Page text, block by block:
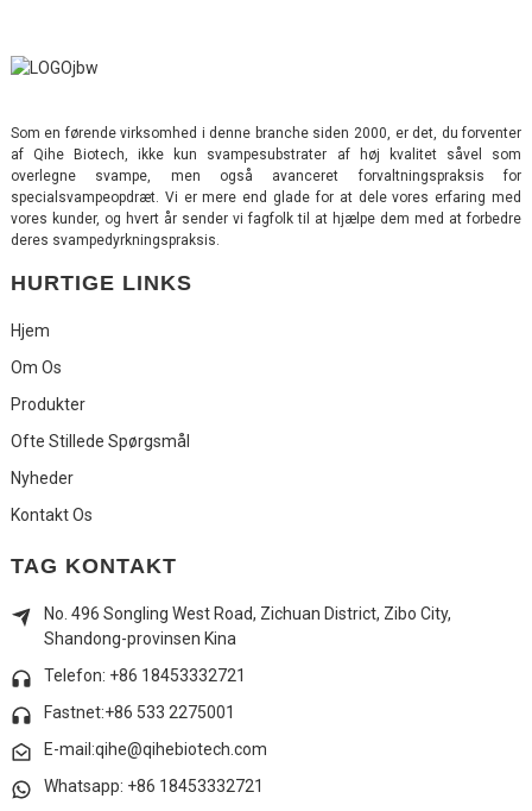
Som en førende virksomhed i denne branche siden 2000, er det, du forventer
af Qihe Biotech, ikke kun svampesubstrater af høj kvalitet såvel som
overlegne svampe, men også avanceret forvaltningspraksis for
specialsvampeopdræt. Vi er mere end glade for at dele vores erfaring med
vores kunder, og hvert år sender vi fagfolk til at hjælpe dem med at forbedre
deres svampedyrkningspraksis.
HURTIGE LINKS
Hjem
Om Os
Produkter
Ofte Stillede Spørgsmål
Nyheder
Kontakt Os
TAG KONTAKT
No. 496 Songling West Road, Zichuan District, Zibo City,
Shandong-provinsen Kina
Telefon: +86 18453332721
Fastnet:+86 533 2275001
E-mail:qihe@qihebiotech.com
Whatsapp: +86 18453332721